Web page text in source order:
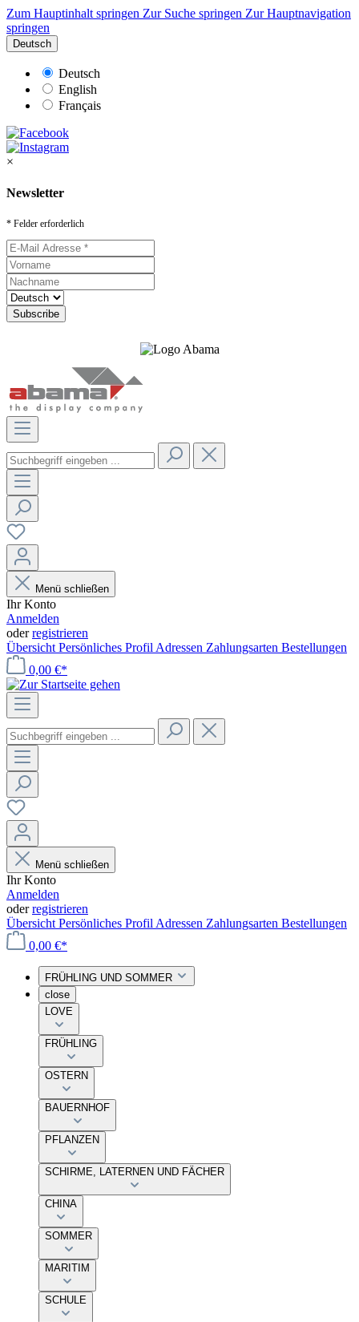
Zum Hauptinhalt springen Zur Suche springen Zur Hauptnavigation
springen
Deutsch
Deutsch
English
Français
×
Newsletter
* Felder erforderlich
Menü schließen
Ihr Konto
Anmelden
oderregistrieren
Übersicht Persönliches Profil Adressen Zahlungsarten Bestellungen
0,00 €*
Menü schließen
Ihr Konto
Anmelden
oderregistrieren
Übersicht Persönliches Profil Adressen Zahlungsarten Bestellungen
0,00 €*
FRÜHLING UND SOMMER
close
LOVE
FRÜHLING
OSTERN
BAUERNHOF
PFLANZEN
SCHIRME, LATERNEN UND FÄCHER
CHINA
SOMMER
MARITIM
SCHULE